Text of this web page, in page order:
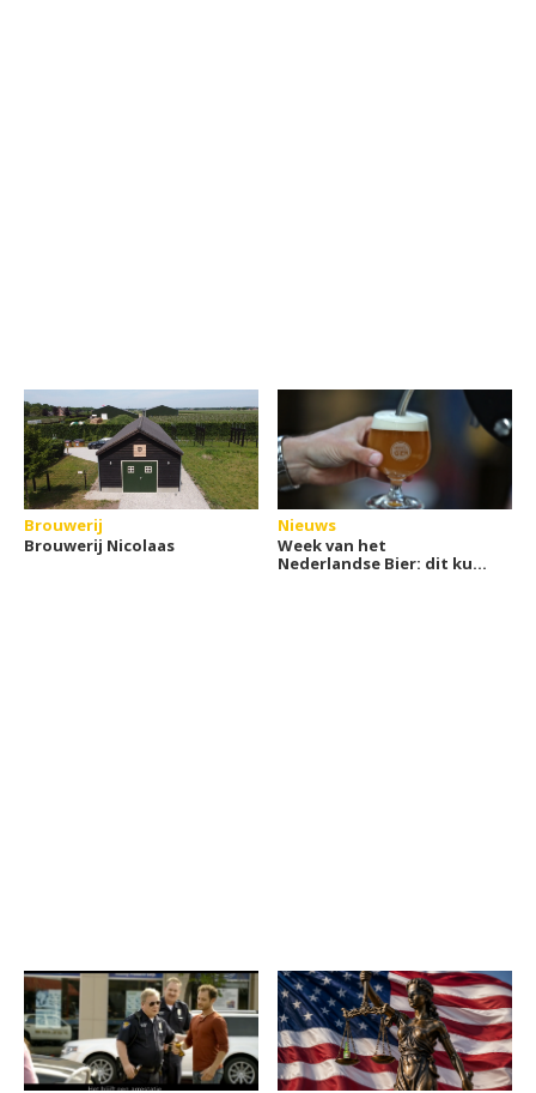
Brouwerij
Brouwerij Nicolaas
Nieuws
Week van het
Nederlandse Bier: dit kun